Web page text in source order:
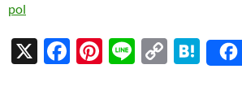
pol
X
F
Pi Li
C
H